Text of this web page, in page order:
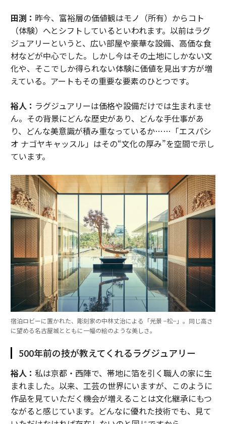
田渕： 昨今、富裕層の価値観はモノ（所有）からコト
（体験）へとシフトしているといわれます。以前はラグ
ジュアリーというと、広い部屋や豪華な設備、高価な食
材などが中心でした。しかし今はその土地にしかない文
化や、そこでしか得られない体験に価値を見出す方が増
えている。アートもその重要な要素のひとつです。
裕人： ラグジュアリーは価格や設備だけでは生まれませ
ん。その背景にどんな歴史があり、どんな手仕事があ
り、どんな美意識が積み重なっているか……「エスパシ
オ ナゴヤキャッスル」はその“文化の厚み”を空間で示し
ています。
宿泊ロビーに置かれた、彫刻家の中林丈治による「光景 −松−」。同じ高さ
に望める名古屋城とともに一幅の絵のような美しさ。
500年前の技が教えてくれるラグジュアリー
裕人： 私は京都・西陣で、帯地に箔を引く職人の家に生
まれました。以来、工芸の世界にいますが、このように
作品を見ていただく機会が増えることは文化継承にもつ
ながると感じています。どんなに優れた技術でも、見て